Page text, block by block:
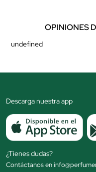
OPINIONES
undefined
Descarga nuestra app
¿Tienes dudas?
Contáctanos en